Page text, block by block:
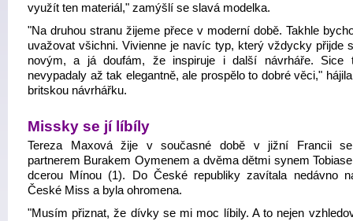
využít ten materiál," zamýšlí se slavá modelka.
"Na druhou stranu žijeme přece v moderní době. Takhle
uvažovat všichni. Vivienne je navíc typ, který vždycky přijde
novým, a já doufám, že inspiruje i další návrháře. Sice
nevypadaly až tak elegantně, ale prospělo to dobré věci,"
britskou návrhářku.
Missky se jí líbíly
Tereza Maxová žije v současné době v jižní Francii
partnerem Burakem Oymenem a dvěma dětmi synem
dcerou Mínou (1). Do České republiky zavítala nedávno
České Miss a byla ohromena.
"Musím přiznat, že dívky se mi moc líbily. A to nejen